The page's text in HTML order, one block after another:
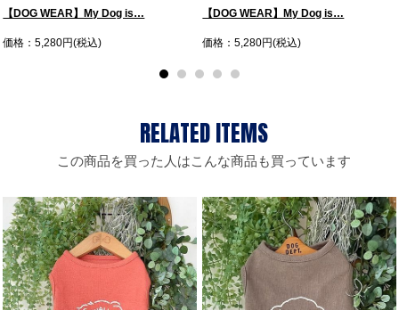
【DOG WEAR】My Dog is…
価格：5,280円(税込)
【DOG WEAR】My Dog is…
価格：5,280円(税込)
この商品を買った人はこんな商品も買っています